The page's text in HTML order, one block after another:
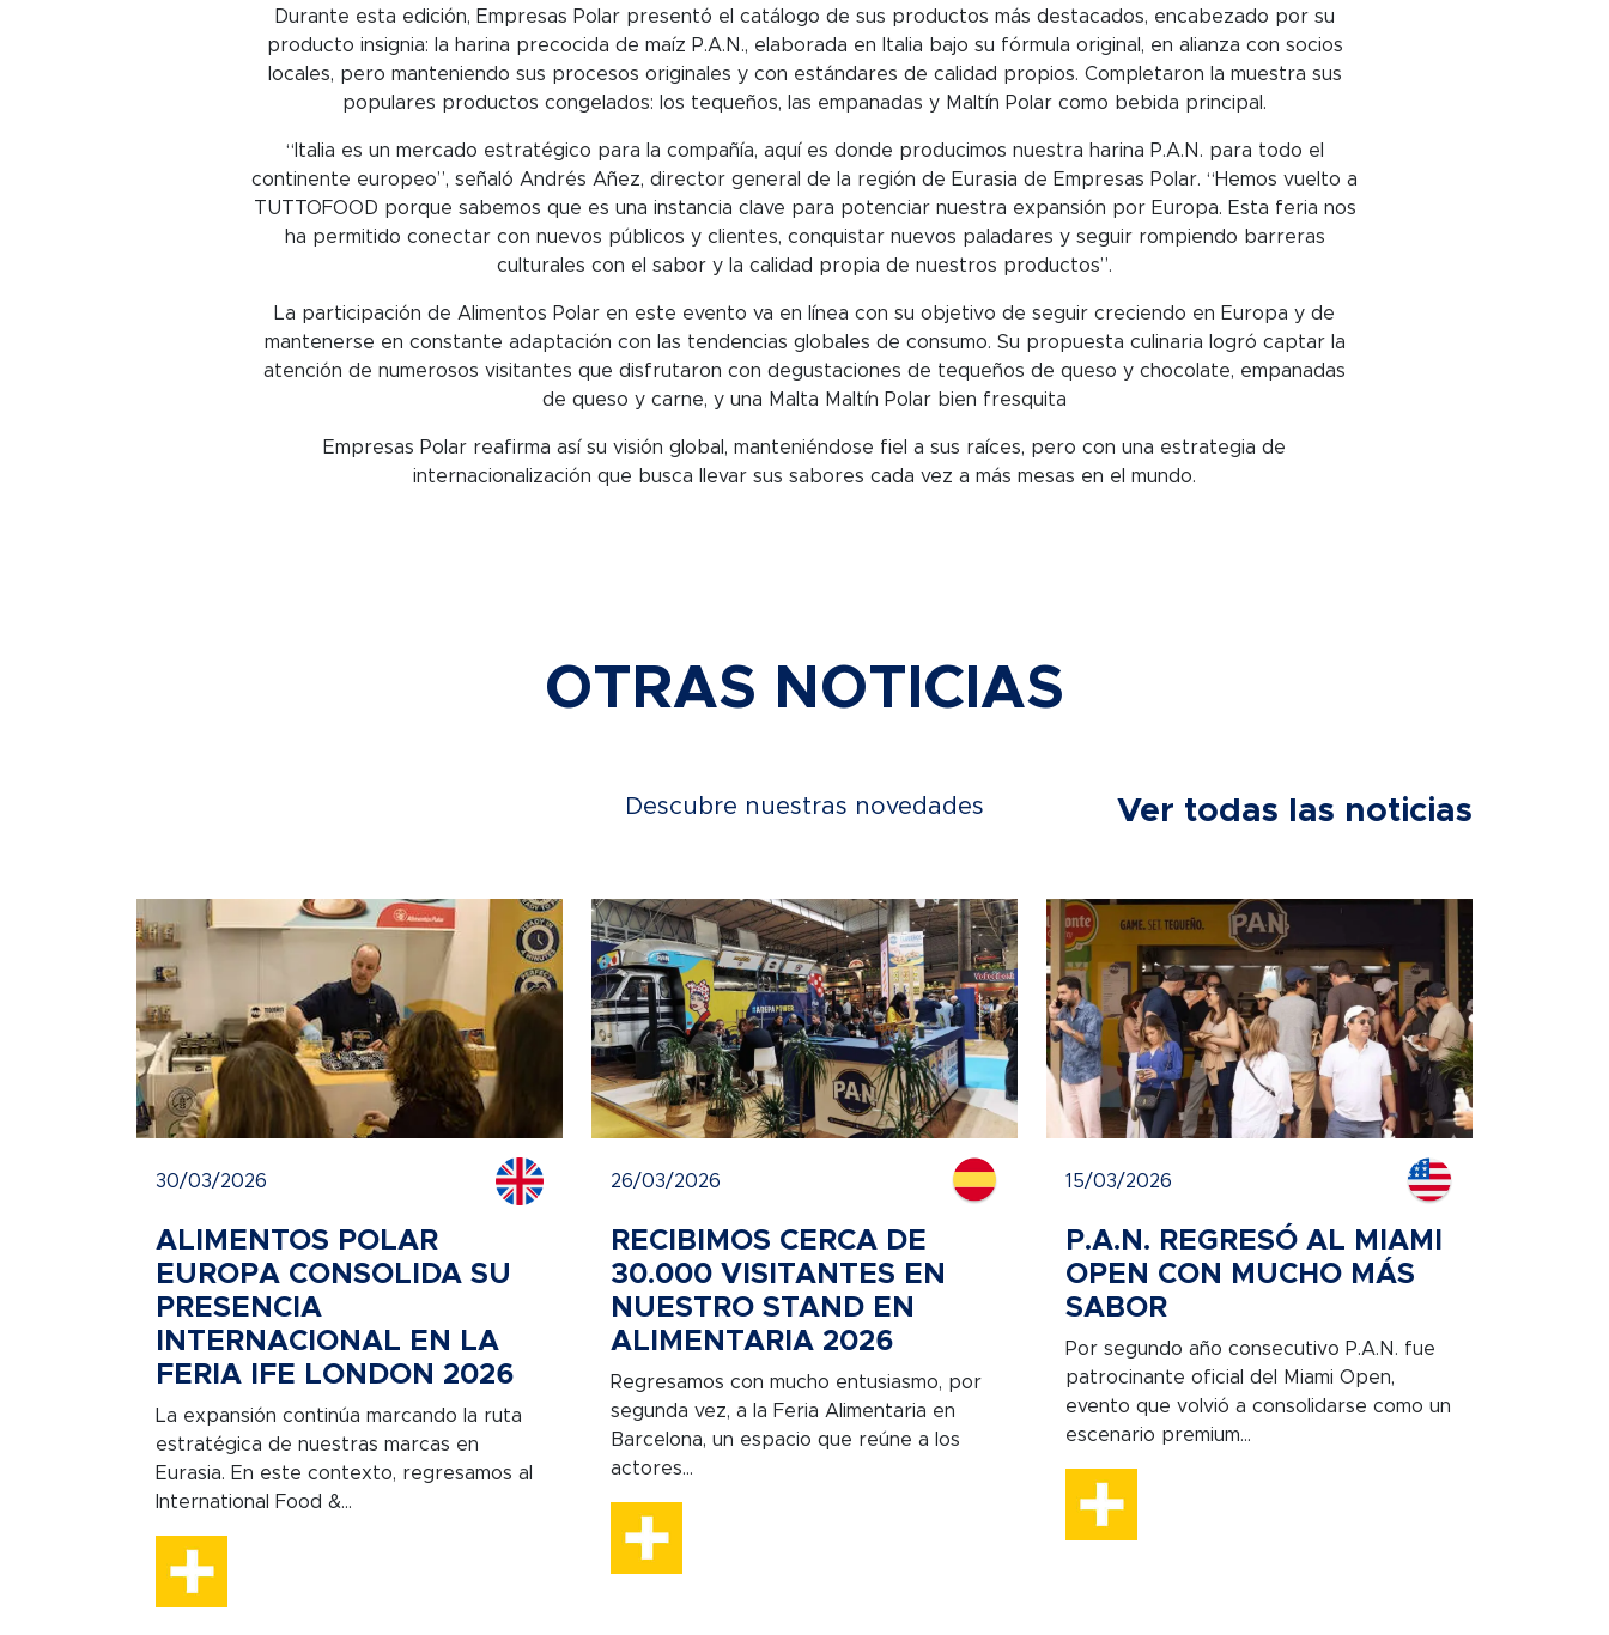
Durante esta edición, Empresas Polar presentó el catálogo de sus productos más destacados, encabezado por su
producto insignia: la harina precocida de maíz P.A.N., elaborada en Italia bajo su fórmula original, en alianza con socios
locales, pero manteniendo sus procesos originales y con estándares de calidad propios. Completaron la muestra sus
populares productos congelados: los tequeños, las empanadas y Maltín Polar como bebida principal.
“Italia es un mercado estratégico para la compañía, aquí es donde producimos nuestra harina P.A.N. para todo el
continente europeo”, señaló Andrés Añez, director general de la región de Eurasia de Empresas Polar. “Hemos vuelto a
TUTTOFOOD porque sabemos que es una instancia clave para potenciar nuestra expansión por Europa. Esta feria nos
ha permitido conectar con nuevos públicos y clientes, conquistar nuevos paladares y seguir rompiendo barreras
culturales con el sabor y la calidad propia de nuestros productos”.
La participación de Alimentos Polar en este evento va en línea con su objetivo de seguir creciendo en Europa y de
mantenerse en constante adaptación con las tendencias globales de consumo. Su propuesta culinaria logró captar la
atención de numerosos visitantes que disfrutaron con degustaciones de tequeños de queso y chocolate, empanadas
de queso y carne, y una Malta Maltín Polar bien fresquita
Empresas Polar reafirma así su visión global, manteniéndose fiel a sus raíces, pero con una estrategia de
internacionalización que busca llevar sus sabores cada vez a más mesas en el mundo.
OTRAS NOTICIAS
Descubre nuestras novedades Ver todas las noticias
30/03/2026
ALIMENTOS POLAR
EUROPA CONSOLIDA SU
PRESENCIA
INTERNACIONAL EN LA
FERIA IFE LONDON 2026
La expansión continúa marcando la ruta
estratégica de nuestras marcas en
Eurasia. En este contexto, regresamos al
International Food &...
26/03/2026
RECIBIMOS CERCA DE
30.000 VISITANTES EN
NUESTRO STAND EN
ALIMENTARIA 2026
Regresamos con mucho entusiasmo, por
segunda vez, a la Feria Alimentaria en
Barcelona, un espacio que reúne a los
actores...
15/03/2026
P.A.N. REGRESÓ AL MIAMI
OPEN CON MUCHO MÁS
SABOR
Por segundo año consecutivo P.A.N. fue
patrocinante oficial del Miami Open,
evento que volvió a consolidarse como un
escenario premium...